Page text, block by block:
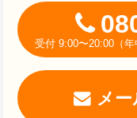
受付 9:00〜20:00（
メ